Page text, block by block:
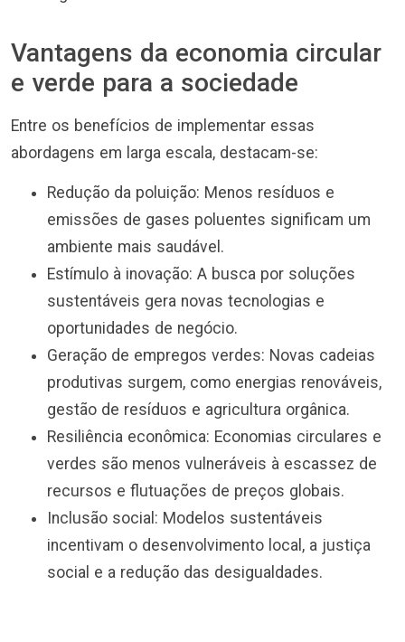
Vantagens da economia circular
e verde para a sociedade
Entre os benefícios de implementar essas
abordagens em larga escala, destacam-se:
Redução da poluição: Menos resíduos e
emissões de gases poluentes significam um
ambiente mais saudável.
Estímulo à inovação: A busca por soluções
sustentáveis gera novas tecnologias e
oportunidades de negócio.
Geração de empregos verdes: Novas cadeias
produtivas surgem, como energias renováveis,
gestão de resíduos e agricultura orgânica.
Resiliência econômica: Economias circulares e
verdes são menos vulneráveis à escassez de
recursos e flutuações de preços globais.
Inclusão social: Modelos sustentáveis
incentivam o desenvolvimento local, a justiça
social e a redução das desigualdades.